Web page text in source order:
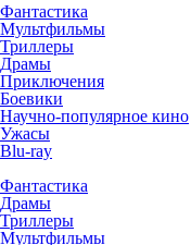
Фантастика
Мультфильмы
Триллеры
Драмы
Приключения
Боевики
Научно-популярное кино
Ужасы
Blu-ray
Фантастика
Драмы
Триллеры
Мультфильмы